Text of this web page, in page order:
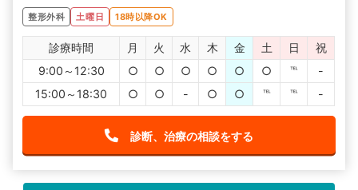
整形外科 土曜日 18時以降OK
診療時間 月 火 水 木 金 土 日
祝
9:00～12:30
○ ○ ○ ○ ○ ○ ℡
-
15:00～18:30
○ ○ - ○ ○ ℡ ℡ -
診断、治療の相談をする